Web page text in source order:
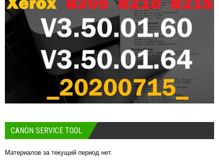
CANON SERVICE TOOL
Материалов за текущий период нет.